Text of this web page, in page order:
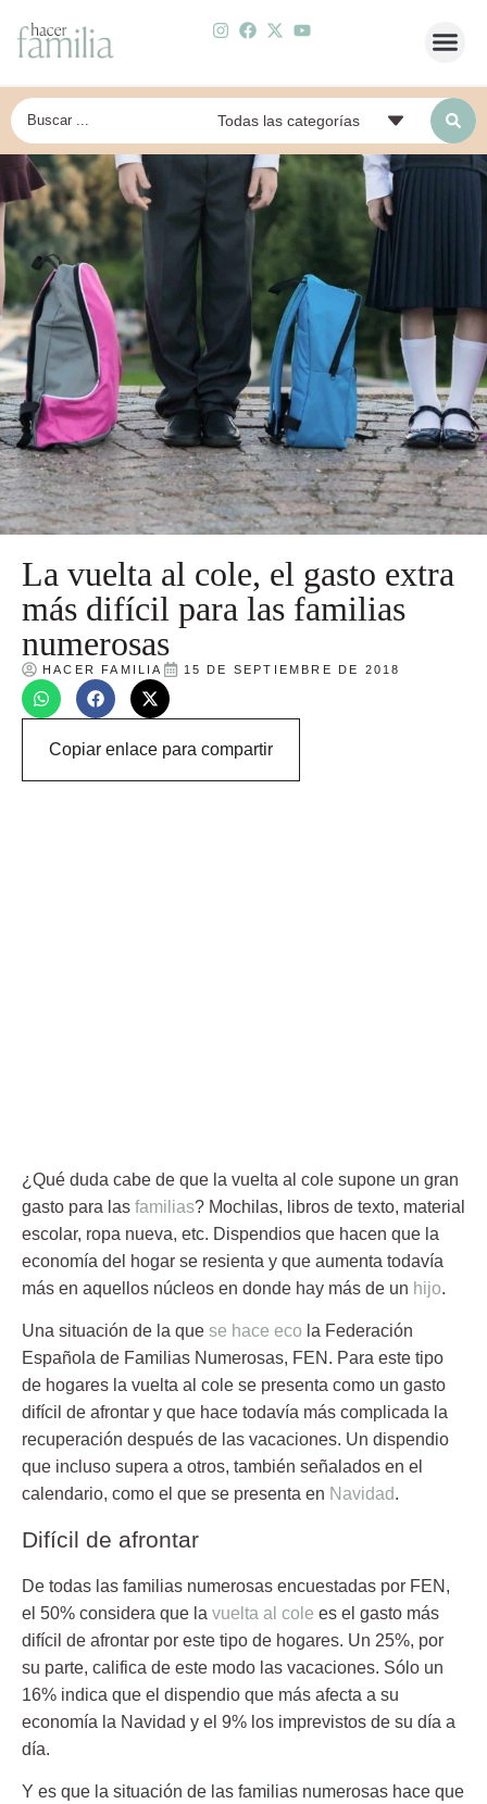
La vuelta al cole, el gasto extra
más difícil para las familias
numerosas
HACER FAMILIA 15 DE SEPTIEMBRE DE 2018
Copiar enlace para compartir
¿Qué duda cabe de que la vuelta al cole supone un gran
gasto para las familias? Mochilas, libros de texto, material
escolar, ropa nueva, etc. Dispendios que hacen que la
economía del hogar se resienta y que aumenta todavía
más en aquellos núcleos en donde hay más de un hijo.
Una situación de la que se hace eco la Federación
Española de Familias Numerosas, FEN . Para este tipo
de hogares la vuelta al cole se presenta como un gasto
difícil de afrontar y que hace todavía más complicada la
recuperación después de las vacaciones. Un dispendio
que incluso supera a otros, también señalados en el
calendario, como el que se presenta en Navidad.
Difícil de afrontar
De todas las familias numerosas encuestadas por FEN,
el 50% considera que la vuelta al cole es el gasto más
difícil de afrontar por este tipo de hogares. Un 25%, por
su parte, califica de este modo las vacaciones. Sólo un
16% indica que el dispendio que más afecta a su
economía la Navidad y el 9% los imprevistos de su día a
día.
Y es que la situación de las familias numerosas hace que